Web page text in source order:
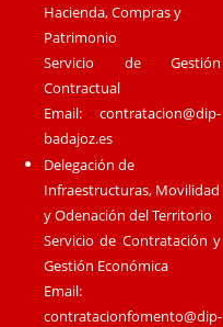
Hacienda, Compras y
Patrimonio
Servicio de Gestión
Contractual
Email:contratacion@dip-
badajoz.es
Delegación de
Infraestructuras, Movilidad
y Odenación del Territorio
Servicio de Contratación y
Gestión Económica
Email:
contratacionfomento@dip-